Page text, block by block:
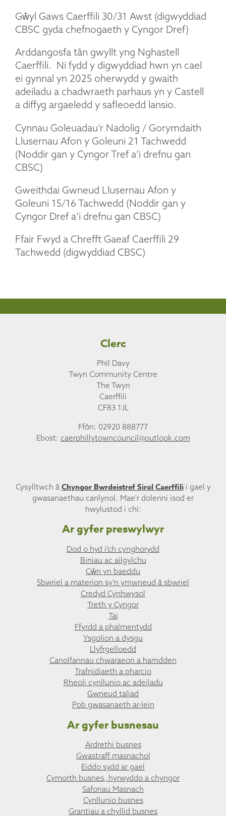
Gŵyl Gaws Caerffili 30/31 Awst (digwyddiad
CBSC gyda chefnogaeth y Cyngor Dref)
Arddangosfa tân gwyllt yng Nghastell
Caerffili. Ni fydd y digwyddiad hwn yn cael
ei gynnal yn 2025 oherwydd y gwaith
adeiladu a chadwraeth parhaus yn y Castell
a diffyg argaeledd y safleoedd lansio.
Cynnau Goleuadau’r Nadolig / Gorymdaith
Llusernau Afon y Goleuni 21 Tachwedd
(Noddir gan y Cyngor Tref a’i drefnu gan
CBSC)
Gweithdai Gwneud Llusernau Afon y
Goleuni 15/16 Tachwedd (Noddir gan y
Cyngor Dref a’i drefnu gan CBSC)
Ffair Fwyd a Chrefft Gaeaf Caerffili 29
Tachwedd (digwyddiad CBSC)
Clerc
Phil Davy
Twyn Community Centre
The Twyn
Caerffili
CF83 1JL
Ffôn: 02920 888777
Ebost: caerphillytowncouncil@outlook.com
Cysylltwch â Chyngor Bwrdeistref Sirol Caerffilii gael y
gwasanaethau canlynol. Mae'r dolenni isod er
hwylustod i chi:
Ar gyfer preswylwyr
Dod o hyd i’ch cynghorydd
Biniau ac ailgylchu
Cŵn yn baeddu
Sbwriel a materion sy’n ymwneud â sbwriel
Credyd Cynhwysol
Treth y Cyngor
Tai
Ffyrdd a phalmentydd
Ysgolion a dysgu
Llyfrgelloedd
Canolfannau chwaraeon a hamdden
Trafnidiaeth a pharcio
Rheoli cynllunio ac adeiladu
Gwneud taliad
Pob gwasanaeth ar-lein
Ar gyfer busnesau
Ardrethi busnes
Gwastraff masnachol
Eiddo sydd ar gael
Cymorth busnes, hyrwyddo a chyngor
Safonau Masnach
Cynllunio busnes
Grantiau a chyllid busnes